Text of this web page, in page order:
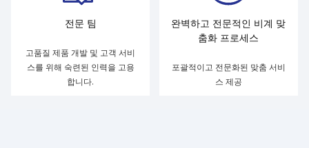
전문 팀
고품질 제품 개발 및 고객 서비
스를 위해 숙련된 인력을 고용
합니다.
완벽하고 전문적인 비계 맞
춤화 프로세스
포괄적이고 전문화된 맞춤 서비
스 제공